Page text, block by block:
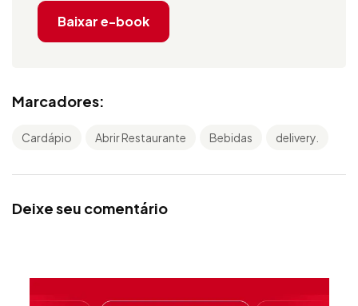
Baixar e-book
Marcadores:
Cardápio Abrir Restaurante Bebidas delivery.
Deixe seu comentário